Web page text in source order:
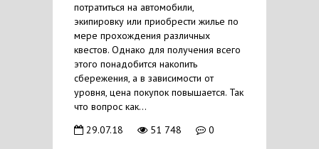
потратиться на автомобили,
экипировку или приобрести жилье по
мере прохождения различных
квестов. Однако для получения всего
этого понадобится накопить
сбережения, а в зависимости от
уровня, цена покупок повышается. Так
что вопрос как...
29.07.18
51 748 0